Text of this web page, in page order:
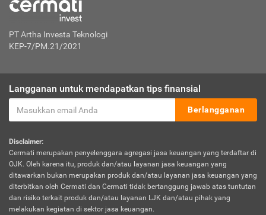
PT Artha Investa Teknologi
KEP-7/PM.21/2021
Langganan untuk mendapatkan tips finansial
Berlangganan
Disclaimer:
Cermati merupakan penyelenggara agregasi jasa keuangan yang terdaftar di
OJK. Oleh karena itu, produk dan/atau layanan jasa keuangan yang
ditawarkan bukan merupakan produk dan/atau layanan jasa keuangan yang
diterbitkan oleh Cermati dan Cermati tidak bertanggung jawab atas tuntutan
dan risiko terkait produk dan/atau layanan LJK dan/atau pihak yang
melakukan kegiatan di sektor jasa keuangan.